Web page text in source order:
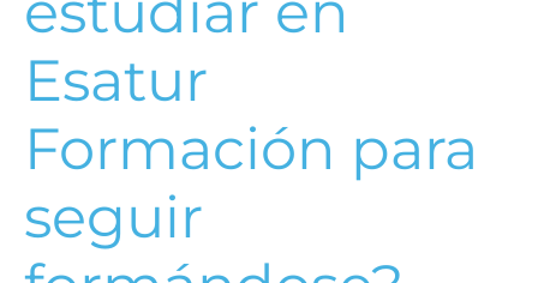
Esatur
Formación para
seguir